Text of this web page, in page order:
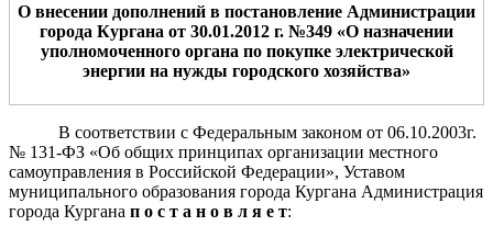
О внесении дополнений в постановление Администрации
города Кургана от 30.01.2012 г. №349 «О назначении
уполномоченного органа по покупке электрической
энергии на нужды городского хозяйства»
В соответствии с Федеральным законом от 06.10.2003г.
№ 131-ФЗ «Об общих принципах организации местного
самоуправления в Российской Федерации», Уставом
муниципального образования города Кургана Администрация
города Кургана п о с т а н о в л я е т: